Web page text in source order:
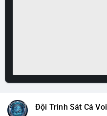
Đội Trinh Sát Cá Voi